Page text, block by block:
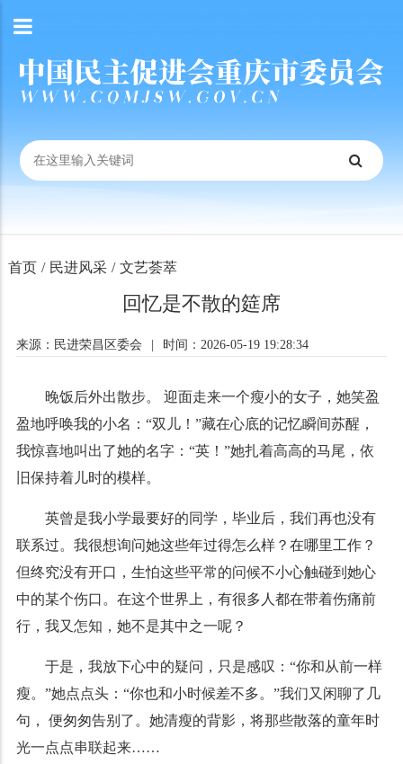
首页 / 民进风采 / 文艺荟萃
回忆是不散的筵席
来源：民进荣昌区委会 时间：2026-05-19 19:28:34
晚饭后外出散步。 迎面走来一个瘦小的女子，她笑盈
盈地呼唤我的小名：“双儿！”藏在心底的记忆瞬间苏醒，
我惊喜地叫出了她的名字：“英！”她扎着高高的马尾，依
旧保持着儿时的模样。
英曾是我小学最要好的同学，毕业后，我们再也没有
联系过。我很想询问她这些年过得怎么样？在哪里工作？
但终究没有开口，生怕这些平常的问候不小心触碰到她心
中的某个伤口。在这个世界上，有很多人都在带着伤痛前
行，我又怎知，她不是其中之一呢？
于是，我放下心中的疑问，只是感叹：“你和从前一样
瘦。”她点点头：“你也和小时候差不多。”我们又闲聊了几
句， 便匆匆告别了。她清瘦的背影，将那些散落的童年时
光一点点串联起来……